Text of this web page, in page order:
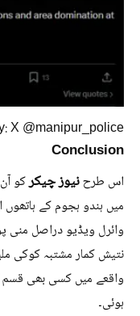
X @manipur_police
Conclusion
اس طرحنیوز چیکرکو آن
میں ہندو ہجوم کے
وائرل ویڈیو دراصل منی
نتیش کمار مشتبہ کوکی
واقعے میں کسی بھی قسم
ہوئی۔